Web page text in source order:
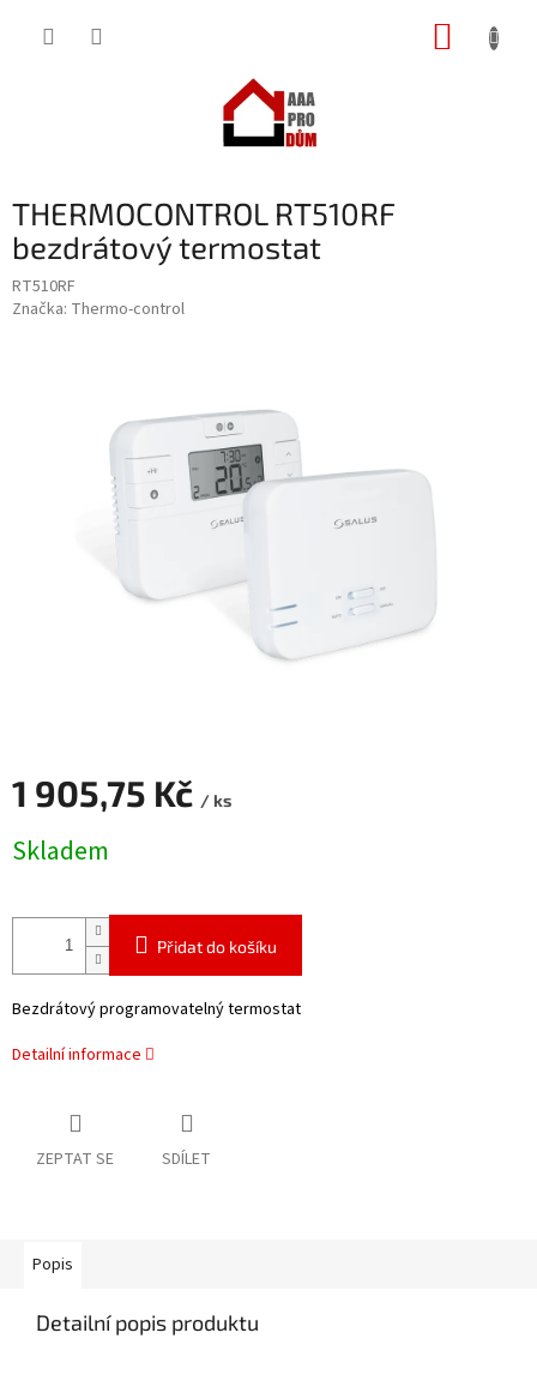
THERMOCONTROL RT510RF
bezdrátový termostat
RT510RF
Značka: Thermo-control
1 905,75 Kč / ks
cena:
Skladem
Přidat do košíku
Bezdrátový programovatelný termostat
Detailní informace
ZEPTAT SE SDÍLET
Popis
Detailní popis produktu